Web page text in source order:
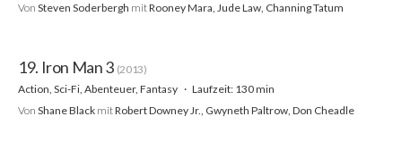
Von Steven Soderbergh mitRooney Mara, Jude Law, Channing Tatum
19. Iron Man 3 (2013)
Action, Sci-Fi, Abenteuer, Fantasy
Laufzeit: 130 min
Von Shane Black mitRobert Downey Jr., Gwyneth Paltrow, Don Cheadle